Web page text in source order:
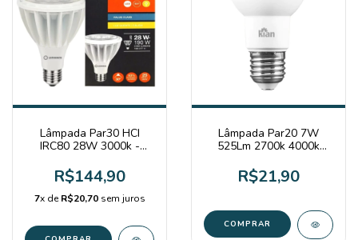
Lâmpada Par30 HCI
IRC80 28W 3000k -
R$144,90
7x deR$20,70sem juros
Lâmpada Par20 7W
525Lm 2700k 4000k
R$21,90
COMPRAR